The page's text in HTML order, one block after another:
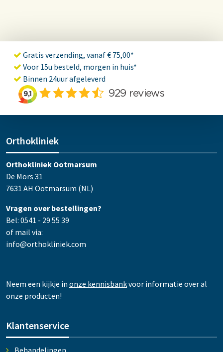
Gratis verzending, vanaf € 75,00*
Voor 15u besteld, morgen in huis*
Binnen 24uur afgeleverd
Orthokliniek
Orthokliniek Ootmarsum
De Mors 31
7631 AH Ootmarsum (NL)
Vragen over bestellingen?
Bel: 0541 - 29 55 39
of mail via:
info@orthokliniek.com
Neem een kijkje in onze kennisbankvoor informatie over al
onze producten!
Klantenservice